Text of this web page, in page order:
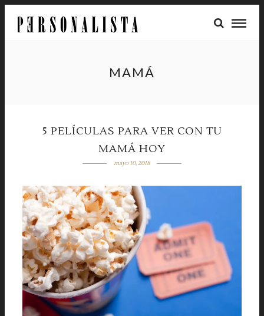
MAMÁ
5 PELÍCULAS PARA VER CON TU
MAMÁ HOY
mayo 10, 2018